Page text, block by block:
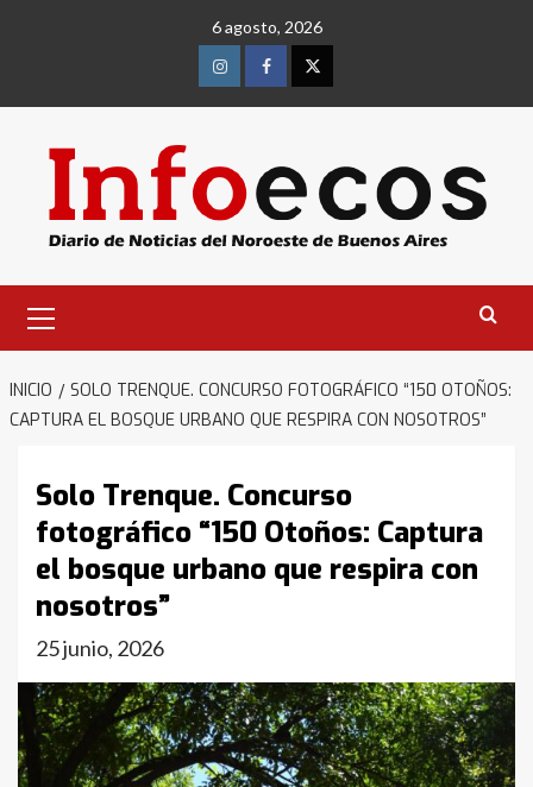
6 agosto, 2026
InstagramFacebookTwitter
primario
INICIO
SOLO TRENQUE. CONCURSO FOTOGRÁFICO “150 OTOÑOS:
CAPTURA EL BOSQUE URBANO QUE RESPIRA CON NOSOTROS”
Solo Trenque. Concurso
fotográfico “150 Otoños: Captura
el bosque urbano que respira con
nosotros”
25 junio, 2026